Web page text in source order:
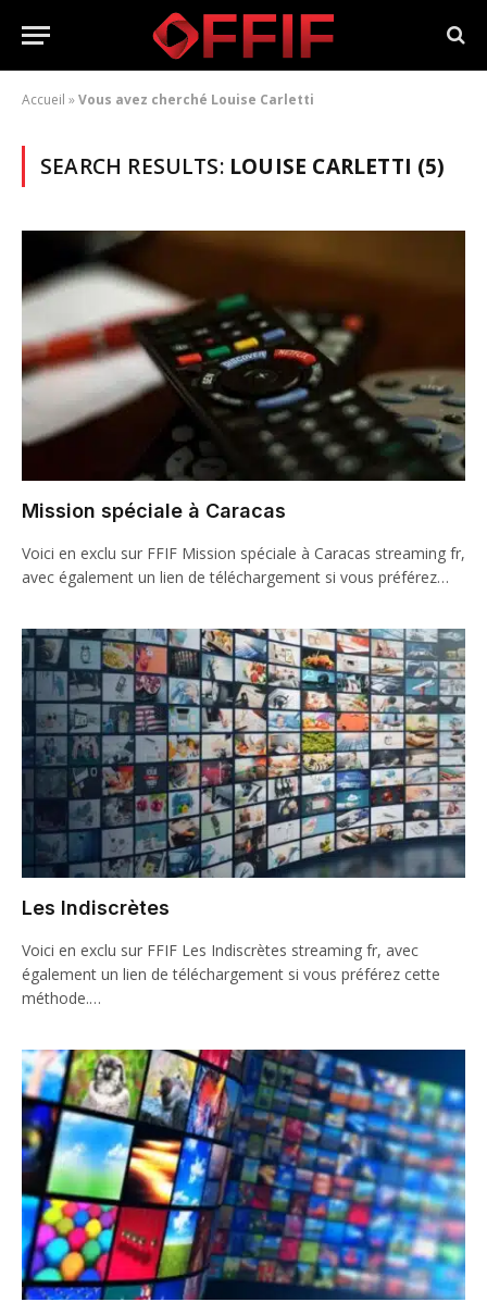
Accueil »Vous avez cherché Louise Carletti
SEARCH RESULTS: LOUISE CARLETTI (5)
Mission spéciale à Caracas
Voici en exclu sur FFIF Mission spéciale à Caracas streaming fr,
avec également un lien de téléchargement si vous préférez…
Les Indiscrètes
Voici en exclu sur FFIF Les Indiscrètes streaming fr, avec
également un lien de téléchargement si vous préférez cette
méthode.…